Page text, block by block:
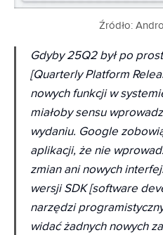
Źródło:
Gdyby 25Q2 był po
[Quarterly Platform
nowych funkcji w
miałoby sensu
wydaniu. Google
aplikacji, że nie
zmian ani nowych
wersji SDK [software
narzędzi
widać żadnych nowych